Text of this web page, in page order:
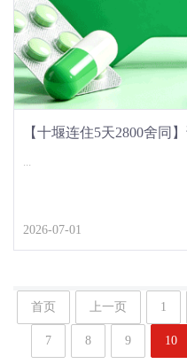
【十堰连住5天2800舍同
...
2026-07-01
首页 上一页 1
7 8 9 10